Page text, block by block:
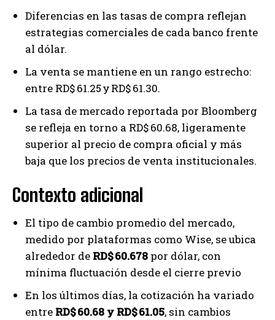
Diferencias en las tasas de compra reflejan
estrategias comerciales de cada banco frente
al dólar.
La venta se mantiene en un rango estrecho:
entre RD$ 61.25 y RD$ 61.30.
La tasa de mercado reportada por Bloomberg
se refleja en torno a RD$ 60.68, ligeramente
superior al precio de compra oficial y más
baja que los precios de venta institucionales.
Contexto adicional
El tipo de cambio promedio del mercado,
medido por plataformas como Wise, se ubica
alrededor de RD$ 60.678 por dólar, con
mínima fluctuación desde el cierre previo
En los últimos días, la cotización ha variado
entre RD$ 60.68 y RD$ 61.05, sin cambios